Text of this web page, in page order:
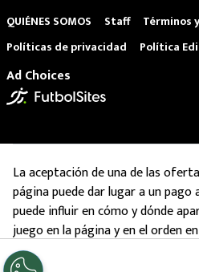
QUIÉNES SOMOS Staff
Términos
Políticas de privacidad
Política
Ad Choices
La aceptación de una de las
página puede dar lugar a un pago
puede influir en cómo y dónde
juego en la página y en el orden
influye en nuestras evaluaciones.